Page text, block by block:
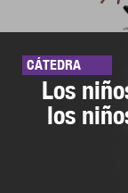
CÁTEDRA
Los
los